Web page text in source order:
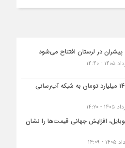
تزریق ۱۴۰ میلیارد تومان به شبکه آب‌رسانی
افزایش جهانی قیمت‌ها را نشان